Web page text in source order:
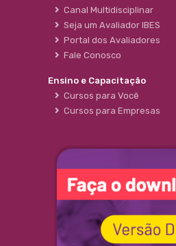
Canal Multidisciplinar
Seja um Avaliador IBES
Portal dos Avaliadores
Fale Conosco
Ensino e Capacitação
Cursos para Você
Cursos para Empresas